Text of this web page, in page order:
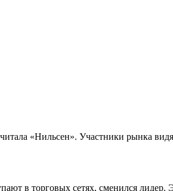
«Нильсен». Участники рынка
в торговых сетях, сменился лидер.